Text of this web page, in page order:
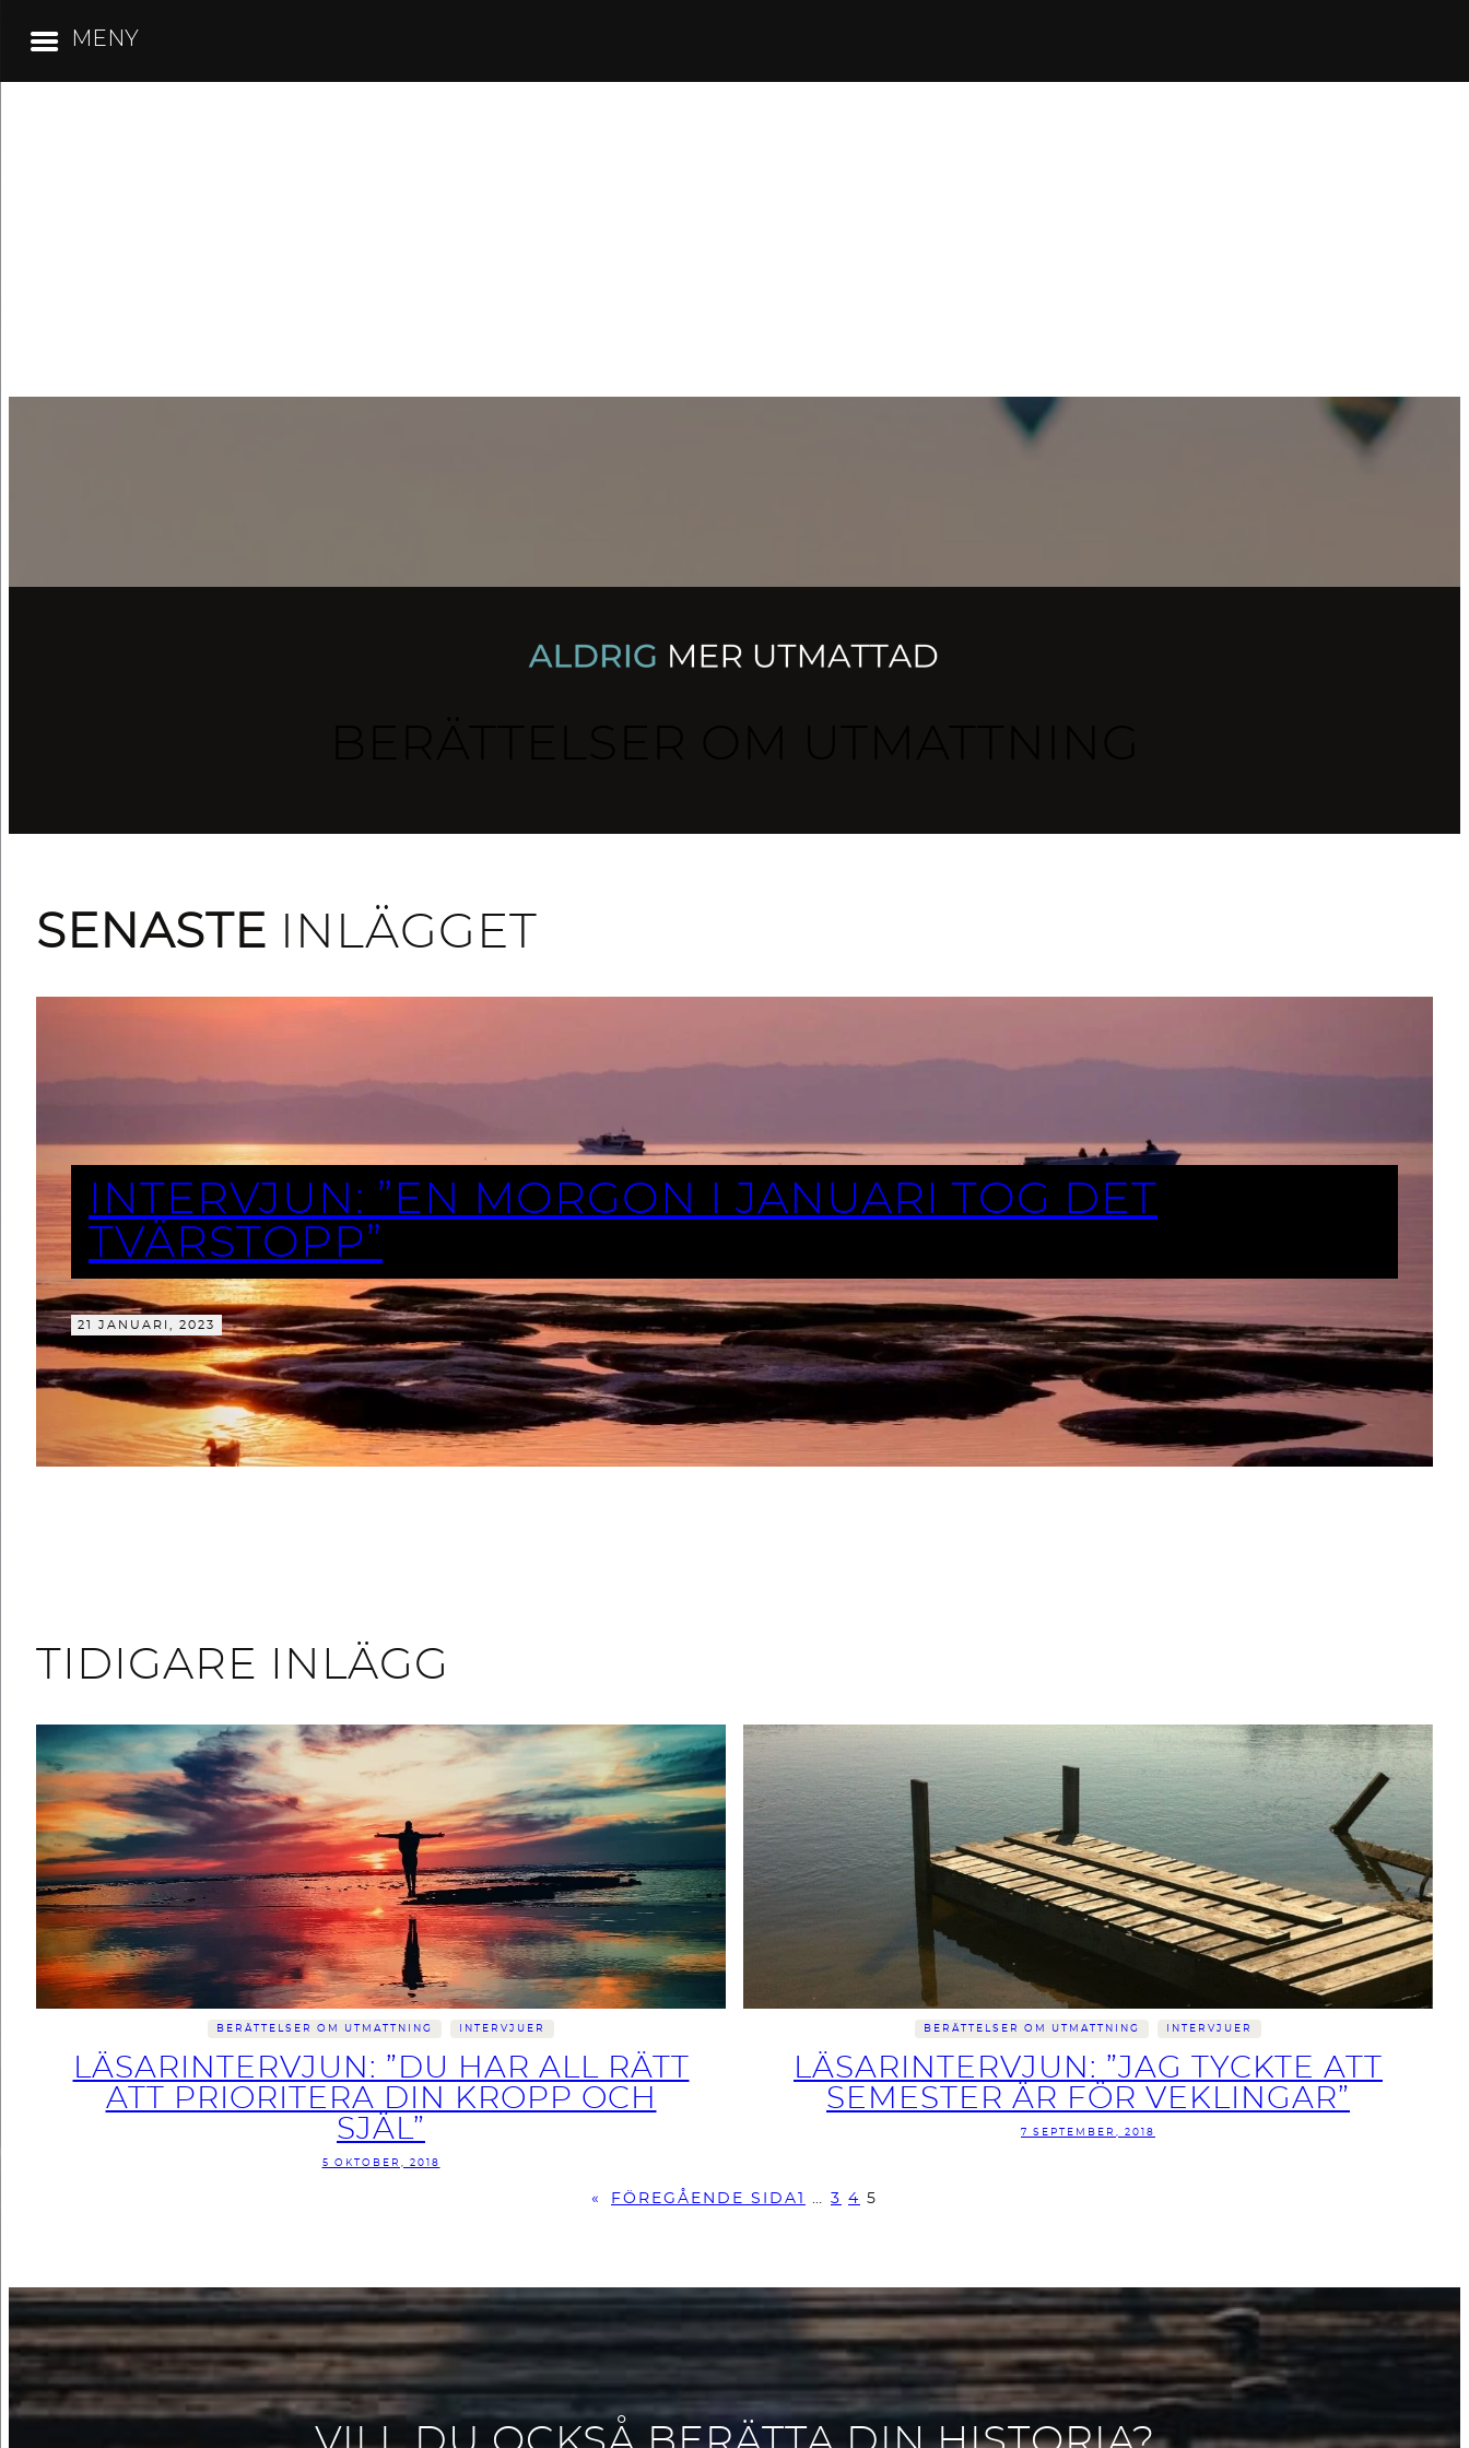
SENASTE INLÄGGET
INTERVJUN: ”EN MORGON I JANUARI TOG DET
TVÄRSTOPP”
21 JANUARI, 2023
TIDIGARE INLÄGG
BERÄTTELSER OM UTMATTNING INTERVJUER
LÄSARINTERVJUN: ”DU HAR ALL RÄTT
ATT PRIORITERA DIN KROPP OCH
SJÄL”
5 OKTOBER, 2018
BERÄTTELSER OM UTMATTNING INTERVJUER
LÄSARINTERVJUN: ”JAG TYCKTE ATT
SEMESTER ÄR FÖR VEKLINGAR”
7 SEPTEMBER, 2018
« FÖREGÅENDE SIDA … 3 4 5
MENY